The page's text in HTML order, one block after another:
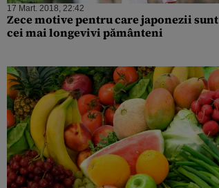
17 Mart. 2018, 22:42
Zece motive pentru care japonezii sunt
cei mai longevivi pământeni